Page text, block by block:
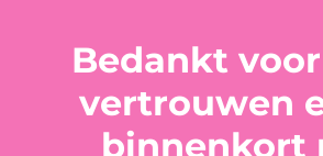
Bedankt
vertrouwen
binnenkort